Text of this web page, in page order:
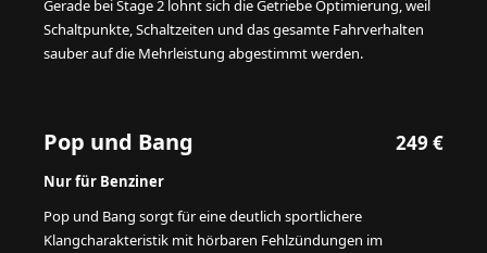
Gerade bei Stage 2 lohnt sich die Getriebe Optimierung, weil
Schaltpunkte, Schaltzeiten und das gesamte Fahrverhalten
sauber auf die Mehrleistung abgestimmt werden.
Pop und Bang 249 €
Nur für Benziner
Pop und Bang sorgt für eine deutlich sportlichere
Klangcharakteristik mit hörbaren Fehlzündungen im